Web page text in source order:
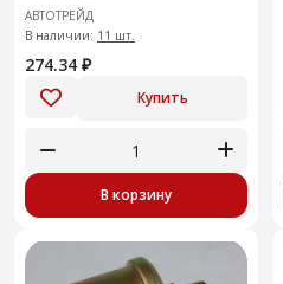
АВТОТРЕЙД
В наличии: 11 шт.
274.34 ₽
Купить
В корзину